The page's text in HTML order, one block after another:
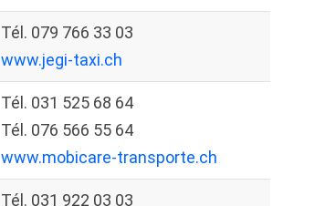
Tél. 079 766 33 03
www.jegi-taxi.ch
Tél. 031 525 68 64
Tél. 076 566 55 64
www.mobicare-transporte.ch
Tél. 031 922 03 03